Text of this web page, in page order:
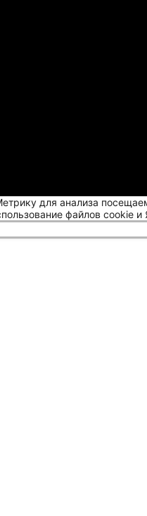
для анализа
файлов cookie